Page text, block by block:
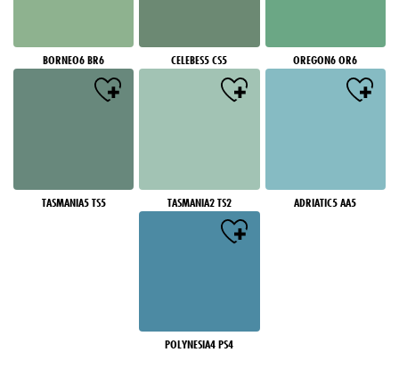
BORNEO6 BR6 CELEBES5 CS5 OREGON6 OR6
TASMANIA5 TS5 TASMANIA2 TS2 ADRIATIC5 AA5
POLYNESIA4 PS4